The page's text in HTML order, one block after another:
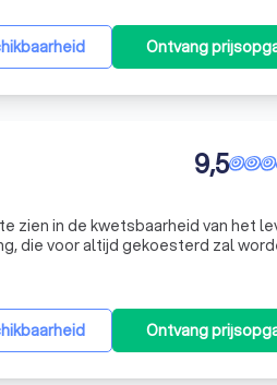
Ontvang
9,5
zien in de kwetsbaarheid van het
die voor altijd gekoesterd zal
Ontvang